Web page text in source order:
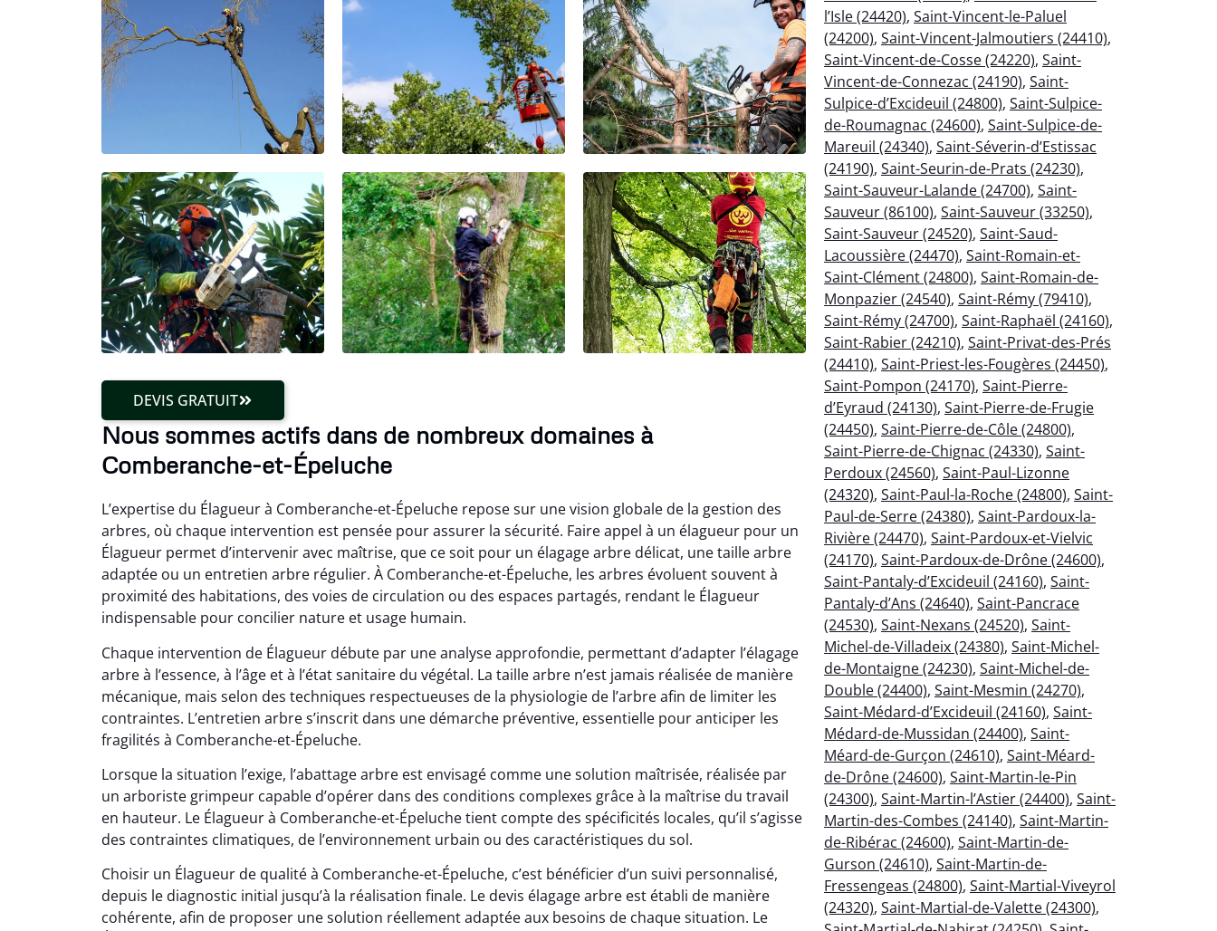
DEVIS GRATUIT
Nous sommes actifs dans de nombreux domaines à
Comberanche-et-Épeluche
L’expertise du Élagueur à Comberanche-et-Épeluche repose sur une vision globale de la gestion des
arbres, où chaque intervention est pensée pour assurer la sécurité. Faire appel à un élagueur pour un
Élagueur permet d’intervenir avec maîtrise, que ce soit pour un élagage arbre délicat, une taille arbre
adaptée ou un entretien arbre régulier. À Comberanche-et-Épeluche, les arbres évoluent souvent à
proximité des habitations, des voies de circulation ou des espaces partagés, rendant le Élagueur
indispensable pour concilier nature et usage humain.
Chaque intervention de Élagueur débute par une analyse approfondie, permettant d’adapter l’élagage
arbre à l’essence, à l’âge et à l’état sanitaire du végétal. La taille arbre n’est jamais réalisée de manière
mécanique, mais selon des techniques respectueuses de la physiologie de l’arbre afin de limiter les
contraintes. L’entretien arbre s’inscrit dans une démarche préventive, essentielle pour anticiper les
fragilités à Comberanche-et-Épeluche.
Lorsque la situation l’exige, l’abattage arbre est envisagé comme une solution maîtrisée, réalisée par
un arboriste grimpeur capable d’opérer dans des conditions complexes grâce à la maîtrise du travail
en hauteur. Le Élagueur à Comberanche-et-Épeluche tient compte des spécificités locales, qu’il s’agisse
des contraintes climatiques, de l’environnement urbain ou des caractéristiques du sol.
Choisir un Élagueur de qualité à Comberanche-et-Épeluche, c’est bénéficier d’un suivi personnalisé,
depuis le diagnostic initial jusqu’à la réalisation finale. Le devis élagage arbre est établi de manière
cohérente, afin de proposer une solution réellement adaptée aux besoins de chaque situation. Le
l’Isle (24420), Saint-Vincent-le-Paluel
(24200), Saint-Vincent-Jalmoutiers (24410),
Saint-Vincent-de-Cosse (24220), Saint-
Vincent-de-Connezac (24190), Saint-
Sulpice-d’Excideuil (24800), Saint-Sulpice-
de-Roumagnac (24600), Saint-Sulpice-de-
Mareuil (24340), Saint-Séverin-d’Estissac
(24190), Saint-Seurin-de-Prats (24230),
Saint-Sauveur-Lalande (24700), Saint-
Sauveur (86100), Saint-Sauveur (33250),
Saint-Sauveur (24520), Saint-Saud-
Lacoussière (24470), Saint-Romain-et-
Saint-Clément (24800), Saint-Romain-de-
Monpazier (24540), Saint-Rémy (79410),
Saint-Rémy (24700), Saint-Raphaël (24160),
Saint-Rabier (24210), Saint-Privat-des-Prés
(24410), Saint-Priest-les-Fougères (24450),
Saint-Pompon (24170), Saint-Pierre-
d’Eyraud (24130), Saint-Pierre-de-Frugie
(24450), Saint-Pierre-de-Côle (24800),
Saint-Pierre-de-Chignac (24330), Saint-
Perdoux (24560), Saint-Paul-Lizonne
(24320), Saint-Paul-la-Roche (24800), Saint-
Paul-de-Serre (24380), Saint-Pardoux-la-
Rivière (24470), Saint-Pardoux-et-Vielvic
(24170), Saint-Pardoux-de-Drône (24600),
Saint-Pantaly-d’Excideuil (24160), Saint-
Pantaly-d’Ans (24640), Saint-Pancrace
(24530), Saint-Nexans (24520), Saint-
Michel-de-Villadeix (24380), Saint-Michel-
de-Montaigne (24230), Saint-Michel-de-
Double (24400), Saint-Mesmin (24270),
Saint-Médard-d’Excideuil (24160), Saint-
Médard-de-Mussidan (24400), Saint-
Méard-de-Gurçon (24610), Saint-Méard-
de-Drône (24600), Saint-Martin-le-Pin
(24300), Saint-Martin-l’Astier (24400), Saint-
Martin-des-Combes (24140), Saint-Martin-
de-Ribérac (24600), Saint-Martin-de-
Gurson (24610), Saint-Martin-de-
Fressengeas (24800), Saint-Martial-Viveyrol
(24320), Saint-Martial-de-Valette (24300),